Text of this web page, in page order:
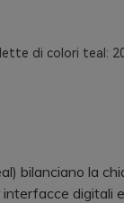
di colori teal:
bilanciano la
digitali